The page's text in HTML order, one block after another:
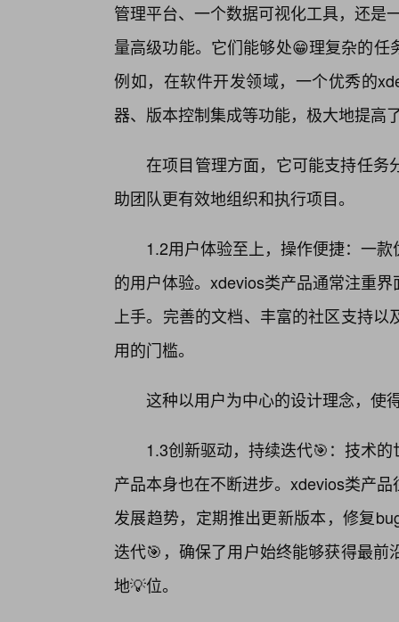
管理平台、一个数据可视化工具，还是
量高级功能。它们能够处😁理复杂的
例如，在软件开发领域，一个优秀的
器、版本控制集成等功能，极大地提高
在项目管理方面，它可能支持任务
助团队更有效地组织和执行项目。
1.2用户体验至上，操作便捷：一
的用户体验。xdevios类产品通常注重
上手。完善的文档、丰富的社区支持
用的门槛。
这种以用户为中心的设计理念，使
1.3创新驱动，持续迭代🎯：技术
产品本身也在不断进步。xdevios类产
发展趋势，定期推出更新版本，修复
迭代🎯，确保了用户始终能够获得最
地💡位。